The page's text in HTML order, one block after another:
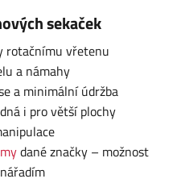
sekaček
rotačnímu vřetenu
a námahy
a minimální údržba
i pro větší plochy
dané značky – možnost